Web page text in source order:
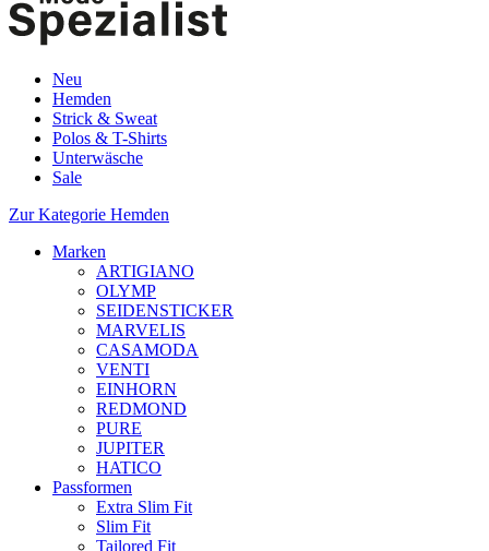
Neu
Hemden
Strick & Sweat
Polos & T-Shirts
Unterwäsche
Sale
Zur Kategorie Hemden
Marken
ARTIGIANO
OLYMP
SEIDENSTICKER
MARVELIS
CASAMODA
VENTI
EINHORN
REDMOND
PURE
JUPITER
HATICO
Passformen
Extra Slim Fit
Slim Fit
Tailored Fit